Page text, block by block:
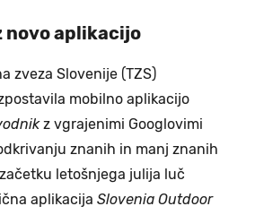
novo aplikacijo
zveza Slovenije (TZS)
mobilno aplikacijo
z vgrajenimi Googlovimi
znanih in manj znanih
letošnjega julija luč
aplikacija Slovenia Outdoor